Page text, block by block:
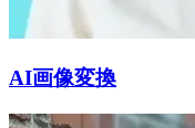
AI画像変換